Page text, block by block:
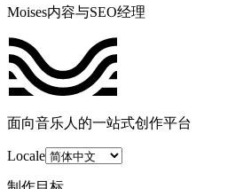
Moises内容与SEO经理
面向音乐人的一站式创作平台
Locale